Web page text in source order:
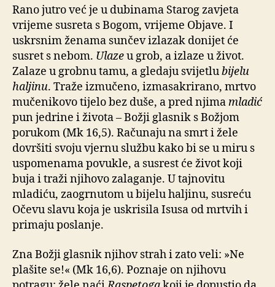
Rano jutro već je u dubinama Starog zavjeta
vrijeme susreta s Bogom, vrijeme Objave. I
uskrsnim ženama sunčev izlazak donijet će
susret s nebom. Ulazeu grob, a izlaze u život.
Zalaze u grobnu tamu, a gledaju svijetlubijelu
haljinu. Traže izmučeno, izmasakrirano, mrtvo
mučenikovo tijelo bez duše, a pred njimamladić
pun jedrine i života – Božji glasnik s Božjom
porukom (Mk 16,5). Računaju na smrt i žele
dovršiti svoju vjernu službu kako bi se u miru s
uspomenama povukle, a susrest će život koji
buja i traži njihovo zalaganje. U tajnovitu
mladiću, zaogrnutom u bijelu haljinu, susreću
Očevu slavu koja je uskrisila Isusa od mrtvih i
primaju poslanje.
Zna Božji glasnik njihov strah i zato veli: »Ne
plašite se!« (Mk 16,6). Poznaje on njihovu